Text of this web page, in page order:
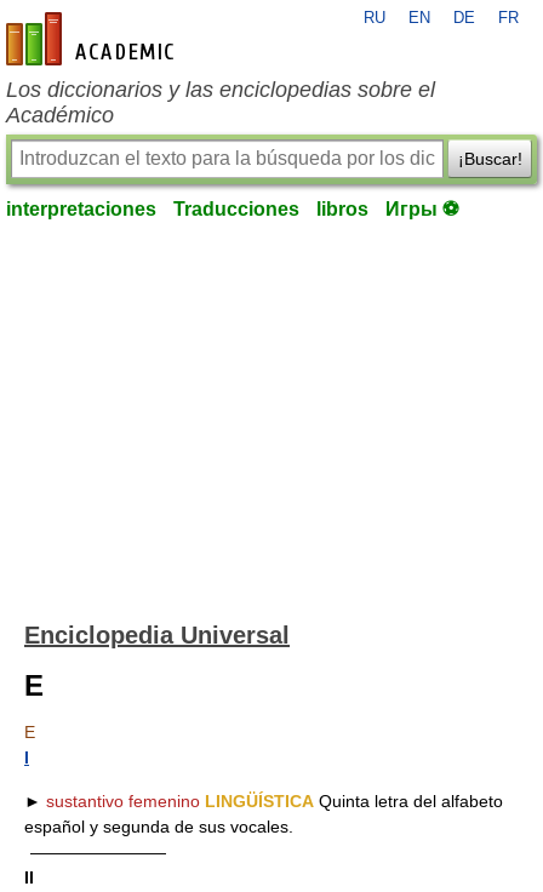
es-academic.com
RU EN DE FR
Los diccionarios y las enciclopedias sobre el
Académico
¡Buscar!
interpretaciones Traducciones libros Игры ⚽
Enciclopedia Universal
E
E
I
► sustantivo femenino LINGÜÍSTICA Quinta letra del alfabeto
español y segunda de sus vocales.
————————
II